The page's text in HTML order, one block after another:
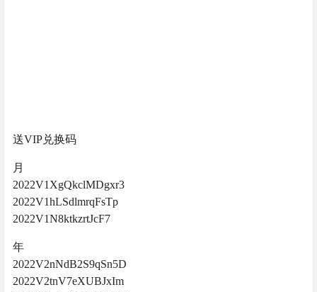
送VIP兑换码
月
2022V1XgQkclMDgxr3
2022V1hLSdlmrqFsTp
2022V1N8ktkzrtJcF7
年
2022V2nNdB2S9qSn5D
2022V2tnV7eXUBJxIm